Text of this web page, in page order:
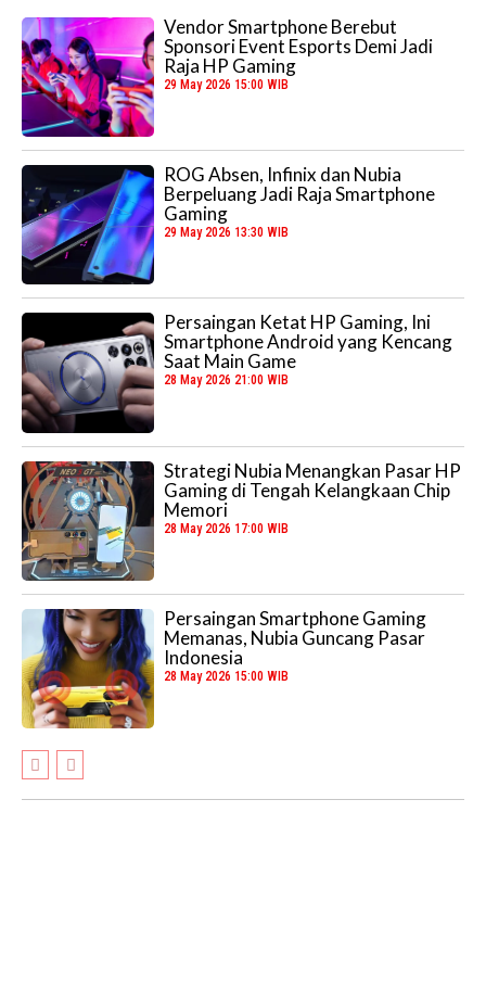
t
e
Vendor Smartphone Berebut
Sponsori Event Esports Demi Jadi
Raja HP Gaming
29 May 2026 15:00 WIB
ROG Absen, Infinix dan Nubia
Berpeluang Jadi Raja Smartphone
Gaming
29 May 2026 13:30 WIB
Persaingan Ketat HP Gaming, Ini
Smartphone Android yang Kencang
Saat Main Game
28 May 2026 21:00 WIB
Strategi Nubia Menangkan Pasar HP
Gaming di Tengah Kelangkaan Chip
Memori
28 May 2026 17:00 WIB
Persaingan Smartphone Gaming
Memanas, Nubia Guncang Pasar
Indonesia
28 May 2026 15:00 WIB